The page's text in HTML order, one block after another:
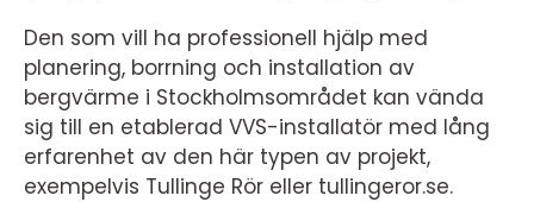
Den som vill ha professionell hjälp med
planering, borrning och installation av
bergvärme i Stockholmsområdet kan vända
sig till en etablerad VVS-installatör med lång
erfarenhet av den här typen av projekt,
exempelvis Tullinge Rör eller tullingeror.se.